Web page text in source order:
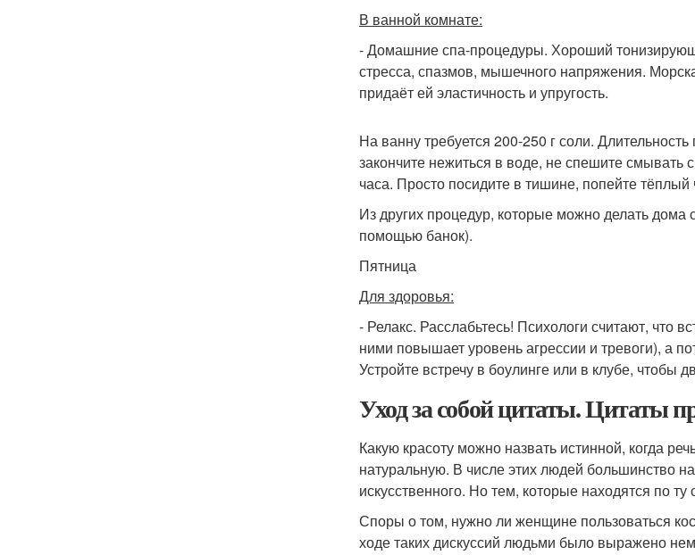
В ванной комнате:
- Домашние спа-процедуры. Хороший
стресса, спазмов, мышечного напряжения.
придаёт ей эластичность и упругость.
На ванну требуется 200-250 г соли.
закончите нежиться в воде, не спешите смывать
часа. Просто посидите в тишине, попейте тёплый
Из других процедур, которые можно делать
помощью банок).
Пятница
Для здоровья:
- Релакс. Расслабьтесь! Психологи считают, что
ними повышает уровень агрессии и тревоги), а
Устройте встречу в боулинге или в клубе, чтобы
Уход за собой цитаты. Цитаты
Какую красоту можно назвать истинной, когда
натуральную. В числе этих людей большинство
искусственного. Но тем, которые находятся по ту
Споры о том, нужно ли женщине пользоваться
ходе таких дискуссий людьми было выражено